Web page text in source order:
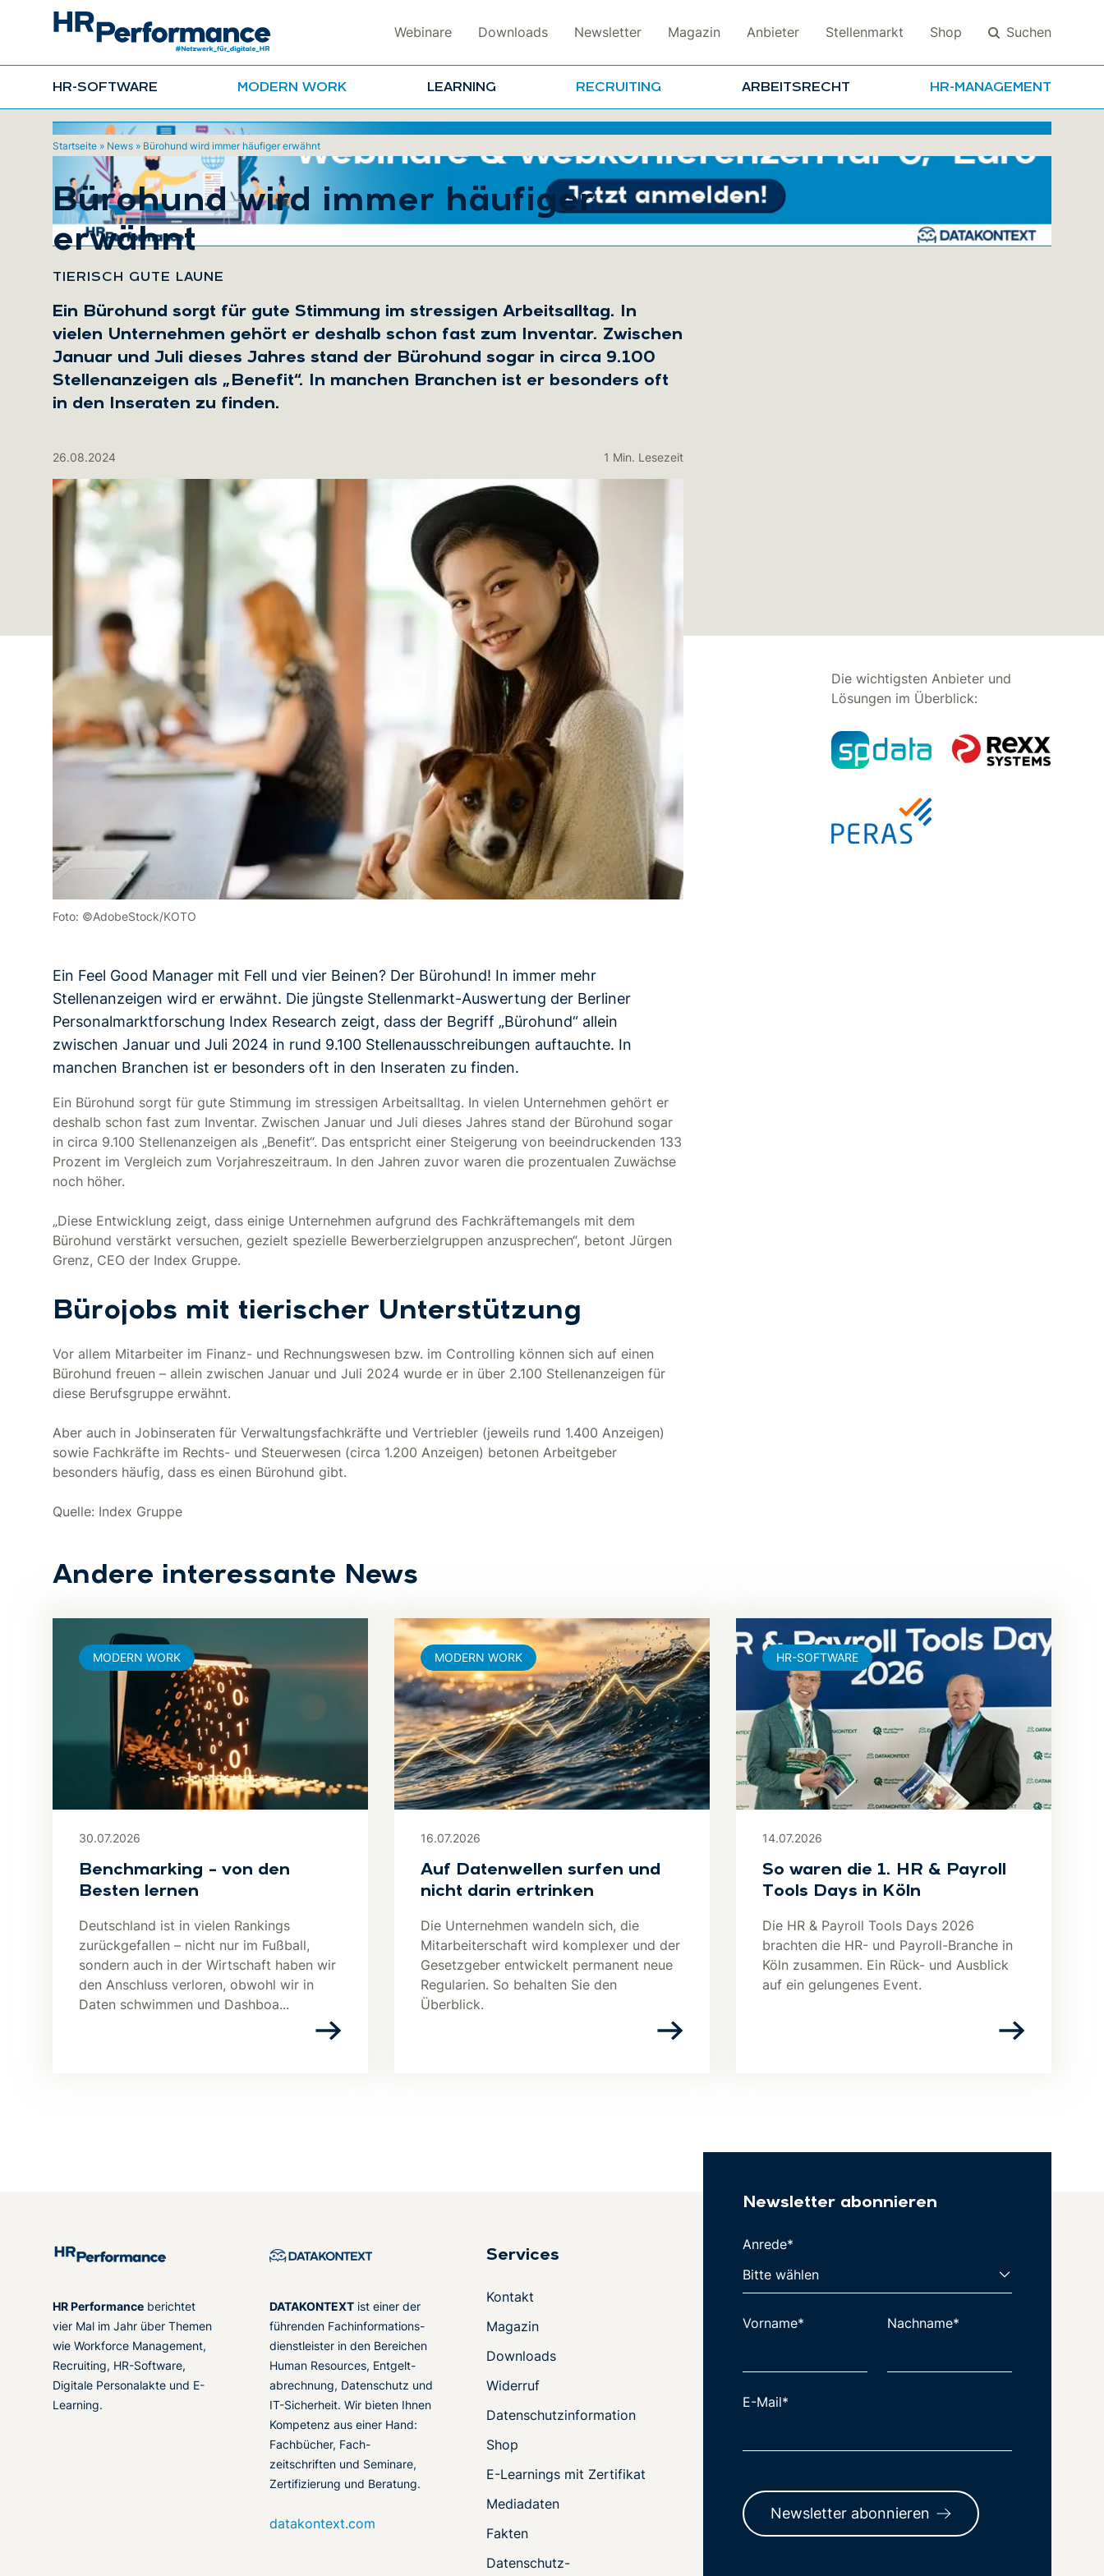
Webinare Downloads Newsletter Magazin Anbieter Stellenmarkt Shop Suchen
HR-SOFTWARE MODERN WORK LEARNING RECRUITING ARBEITSRECHT HR-MANAGEMENT
Startseite » News » Bürohund wird immer häufiger erwähnt
Bürohund wird immer häufiger
erwähnt:
TIERISCH GUTE LAUNE
Ein Bürohund sorgt für gute Stimmung im stressigen Arbeitsalltag. In
vielen Unternehmen gehört er deshalb schon fast zum Inventar. Zwischen
Januar und Juli dieses Jahres stand der Bürohund sogar in circa 9.100
Stellenanzeigen als „Benefit“. In manchen Branchen ist er besonders oft
in den Inseraten zu finden.
26.08.2024 1 Min. Lesezeit
Foto: ©AdobeStock/KOTO
Ein Feel Good Manager mit Fell und vier Beinen? Der Bürohund! In immer mehr
Stellenanzeigen wird er erwähnt. Die jüngste Stellenmarkt-Auswertung der Berliner
Personalmarktforschung Index Research zeigt, dass der Begriff „Bürohund“ allein
zwischen Januar und Juli 2024 in rund 9.100 Stellenausschreibungen auftauchte. In
manchen Branchen ist er besonders oft in den Inseraten zu finden.
Ein Bürohund sorgt für gute Stimmung im stressigen Arbeitsalltag. In vielen Unternehmen gehört er
deshalb schon fast zum Inventar. Zwischen Januar und Juli dieses Jahres stand der Bürohund sogar
in circa 9.100 Stellenanzeigen als „Benefit“. Das entspricht einer Steigerung von beeindruckenden 133
Prozent im Vergleich zum Vorjahreszeitraum. In den Jahren zuvor waren die prozentualen Zuwächse
noch höher.
„Diese Entwicklung zeigt, dass einige Unternehmen aufgrund des Fachkräftemangels mit dem
Bürohund verstärkt versuchen, gezielt spezielle Bewerberzielgruppen anzusprechen“, betont Jürgen
Grenz, CEO der Index Gruppe.
Bürojobs mit tierischer Unterstützung
Vor allem Mitarbeiter im Finanz- und Rechnungswesen bzw. im Controlling können sich auf einen
Bürohund freuen – allein zwischen Januar und Juli 2024 wurde er in über 2.100 Stellenanzeigen für
diese Berufsgruppe erwähnt.
Aber auch in Jobinseraten für Verwaltungsfachkräfte und Vertriebler (jeweils rund 1.400 Anzeigen)
sowie Fachkräfte im Rechts- und Steuerwesen (circa 1.200 Anzeigen) betonen Arbeitgeber
besonders häufig, dass es einen Bürohund gibt.
Quelle: Index Gruppe
Die wichtigsten Anbieter und
Lösungen im Überblick:
Andere interessante News
30.07.2026
Benchmarking – von den
Besten lernen
Deutschland ist in vielen Rankings
zurückgefallen – nicht nur im Fußball,
sondern auch in der Wirtschaft haben wir
den Anschluss verloren, obwohl wir in
Daten schwimmen und Dashboa...
MODERN WORK
16.07.2026
Auf Datenwellen surfen und
nicht darin ertrinken
Die Unternehmen wandeln sich, die
Mitarbeiterschaft wird komplexer und der
Gesetzgeber entwickelt permanent neue
Regularien. So behalten Sie den
Überblick.
MODERN WORK
14.07.2026
So waren die 1. HR & Payroll
Tools Days in Köln
Die HR & Payroll Tools Days 2026
brachten die HR- und Payroll-Branche in
Köln zusammen. Ein Rück- und Ausblick
auf ein gelungenes Event.
HR-SOFTWARE
HR Performance berichtet
vier Mal im Jahr über Themen
wie Workforce Management,
Recruiting, HR-Software,
Digitale Personalakte und E-
Learning.
DATAKONTEXT ist einer der
führenden Fachinformations-
dienstleister in den Bereichen
Human Resources, Entgelt-
abrechnung, Datenschutz und
IT-Sicherheit. Wir bieten Ihnen
Kompetenz aus einer Hand:
Fachbücher, Fach-
zeitschriften und Seminare,
Zertifizierung und Beratung.
datakontext.com
Services
Kontakt
Magazin
Downloads
Widerruf
Datenschutzinformation
Shop
E-Learnings mit Zertifikat
Mediadaten
Fakten
Datenschutz-
Newsletter abonnieren
Anrede*
Vorname* Nachname*
E-Mail*
Newsletter abonnieren